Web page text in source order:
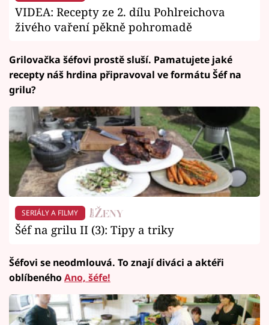
VIDEA: Recepty ze 2. dílu Pohlreichova
živého vaření pěkně pohromadě
Grilovačka šéfovi prostě sluší. Pamatujete jaké
recepty náš hrdina připravoval ve formátu Šéf na
grilu?
SERIÁLY A FILMY
Šéf na grilu II (3): Tipy a triky
Šéfovi se neodmlouvá. To znají diváci a aktéři
oblíbenéhoAno, šéfe!